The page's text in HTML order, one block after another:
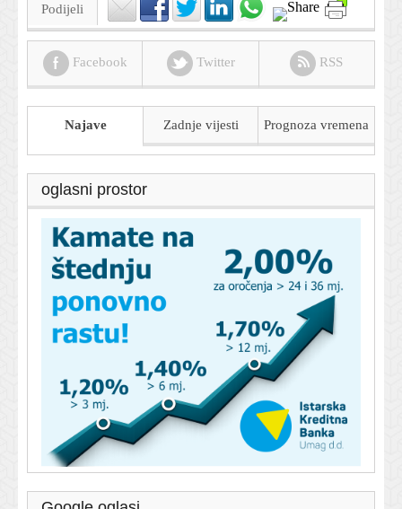
Podijeli
Facebook Twitter RSS
Najave Zadnje vijesti Prognoza vremena
oglasni prostor